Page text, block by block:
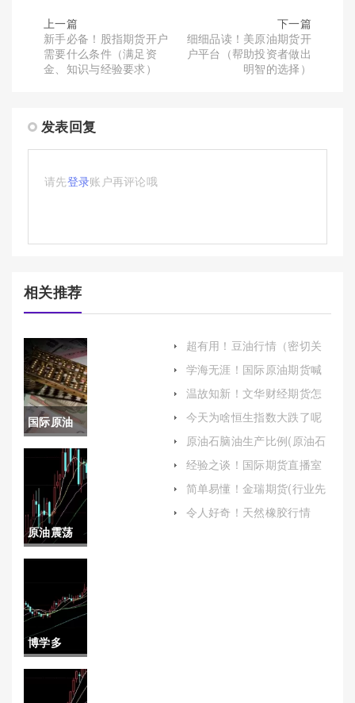
上一篇
新手必备！股指期货开户
需要什么条件（满足资
金、知识与经验要求）
下一篇
细细品读！美原油期货开
户平台（帮助投资者做出
明智的选择）
发表回复
请先登录账户再评论哦
相关推荐
国际原油
价格还要
涨吗今年
(国际原油
价格还要
月)
原油震荡
走弱(原油
价格震荡)
博学多
闻！铜价
超有用！豆油行情（密切关
学海无涯！国际原油期货喊
油现货直播间)
温故知新！文华财经期货怎
哪个好)
今天为啥恒生指数大跌了呢
原油石脑油生产比例(原油石
经验之谈！国际期货直播室
真的吗)
简单易懂！金瑞期货(行业先
令人好奇！天然橡胶行情